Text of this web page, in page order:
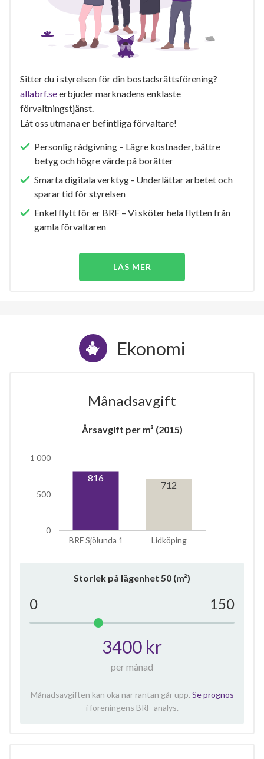
Sitter du i styrelsen för din bostadsrättsförening?
allabrf.seerbjuder marknadens enklaste
förvaltningstjänst.
Låt oss utmana er befintliga förvaltare!
Personlig rådgivning – Lägre kostnader, bättre
betyg och högre värde på borätter
Smarta digitala verktyg - Underlättar arbetet och
sparar tid för styrelsen
Enkel flytt för er BRF – Vi sköter hela flytten från
gamla förvaltaren
LÄS MER
Ekonomi
Månadsavgift
Årsavgift per m² (2015)
BRF Sjölunda 1 Lidköping
0
500
1 000
816
712
Storlek på lägenhet 50 (m²)
0 150
3400 kr
per månad
Månadsavgiften kan öka när räntan går upp. Se prognos
i föreningens BRF-analys.